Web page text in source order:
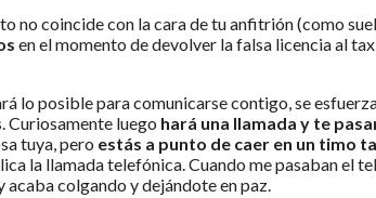
no coincide con la cara de tu anfitrión (como
en el momento de devolver la falsa licencia al
lo posible para comunicarse contigo, se
Curiosamente luego hará una llamada y te
tuya, pero estás a punto de caer en un timo
la llamada telefónica. Cuando me pasaban el
acaba colgando y dejándote en paz.